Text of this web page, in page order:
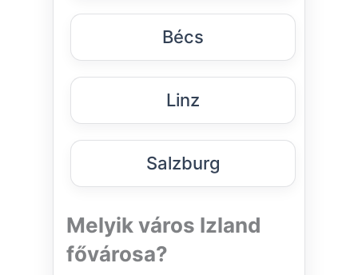
Bécs
Linz
Salzburg
Melyik város Izland
fővárosa?